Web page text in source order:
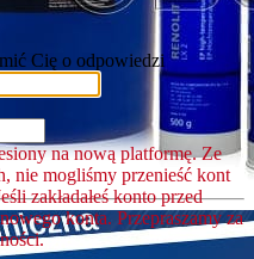
Cię o odpowiedzi
na nową platformę. Ze
nie mogliśmy przenieść kont
zakładałeś konto przed
konta. Przepraszamy za